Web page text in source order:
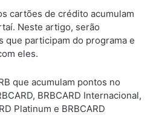
cartões de crédito acumulam
Neste artigo, serão
que participam do programa e
eles.
que acumulam pontos no
BRBCARD Internacional,
Platinum e BRBCARD